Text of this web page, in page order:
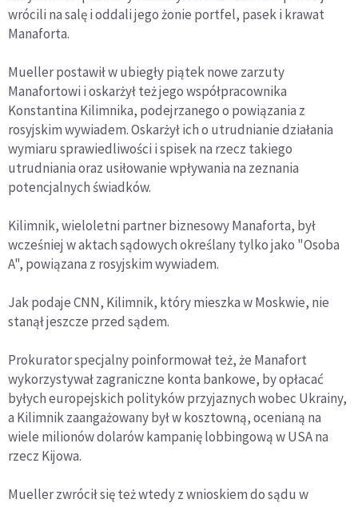
wrócili na salę i oddali jego żonie portfel, pasek i krawat
Manaforta.
Mueller postawił w ubiegły piątek nowe zarzuty
Manafortowi i oskarżył też jego współpracownika
Konstantina Kilimnika, podejrzanego o powiązania z
rosyjskim wywiadem. Oskarżył ich o utrudnianie działania
wymiaru sprawiedliwości i spisek na rzecz takiego
utrudniania oraz usiłowanie wpływania na zeznania
potencjalnych świadków.
Kilimnik, wieloletni partner biznesowy Manaforta, był
wcześniej w aktach sądowych określany tylko jako "Osoba
A", powiązana z rosyjskim wywiadem.
Jak podaje CNN, Kilimnik, który mieszka w Moskwie, nie
stanął jeszcze przed sądem.
Prokurator specjalny poinformował też, że Manafort
wykorzystywał zagraniczne konta bankowe, by opłacać
byłych europejskich polityków przyjaznych wobec Ukrainy,
a Kilimnik zaangażowany był w kosztowną, ocenianą na
wiele milionów dolarów kampanię lobbingową w USA na
rzecz Kijowa.
Mueller zwrócił się też wtedy z wnioskiem do sądu w